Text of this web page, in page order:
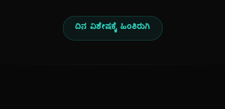
ದಿನ ವಿಶೇಷಕ್ಕೆ ಹಿಂತಿರುಗಿ